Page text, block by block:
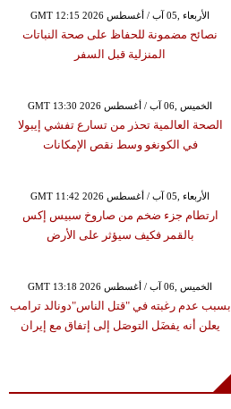
GMT 12:15 2026 الأربعاء ,05 آب / أغسطس
نصائح مضمونة للحفاظ على صحة النباتات
المنزلية قبل السفر
GMT 13:30 2026 الخميس ,06 آب / أغسطس
الصحة العالمية تحذر من تسارع تفشي إيبولا
في الكونغو وسط نقص الإمكانات
GMT 11:42 2026 الأربعاء ,05 آب / أغسطس
ارتطام جزء ضخم من صاروخ سبيس إكس
بالقمر فكيف سيؤثر على الأرض
GMT 13:18 2026 الخميس ,06 آب / أغسطس
بسبب عدم رغبته في "قتل الناس"دونالد ترامب
يعلن أنه يفضَل التوصَل إلى إتفاق مع إيران